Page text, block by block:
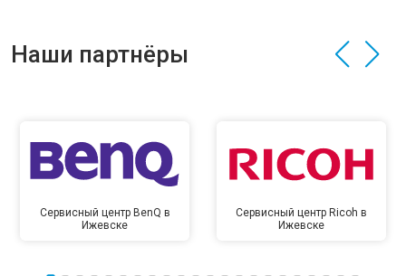
Наши партнёры
Сервисный центр BenQ в
Ижевске
Сервисный центр Ricoh в
Ижевске